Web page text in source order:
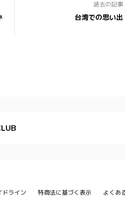
過去の記事
台湾での思い出
ドライン 特商法に基づく表示 よくあ